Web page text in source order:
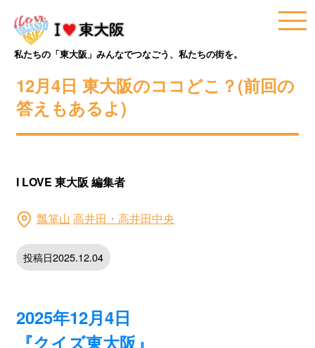
私たちの「東大阪」みんなでつなごう、私たちの街を。
12月4日 東大阪のココどこ？(前回の
答えもあるよ)
I LOVE 東大阪 編集者
瓢箪山 高井田・高井田中央
投稿日2025.12.04
2025年12月4日
『クイズ東大阪』